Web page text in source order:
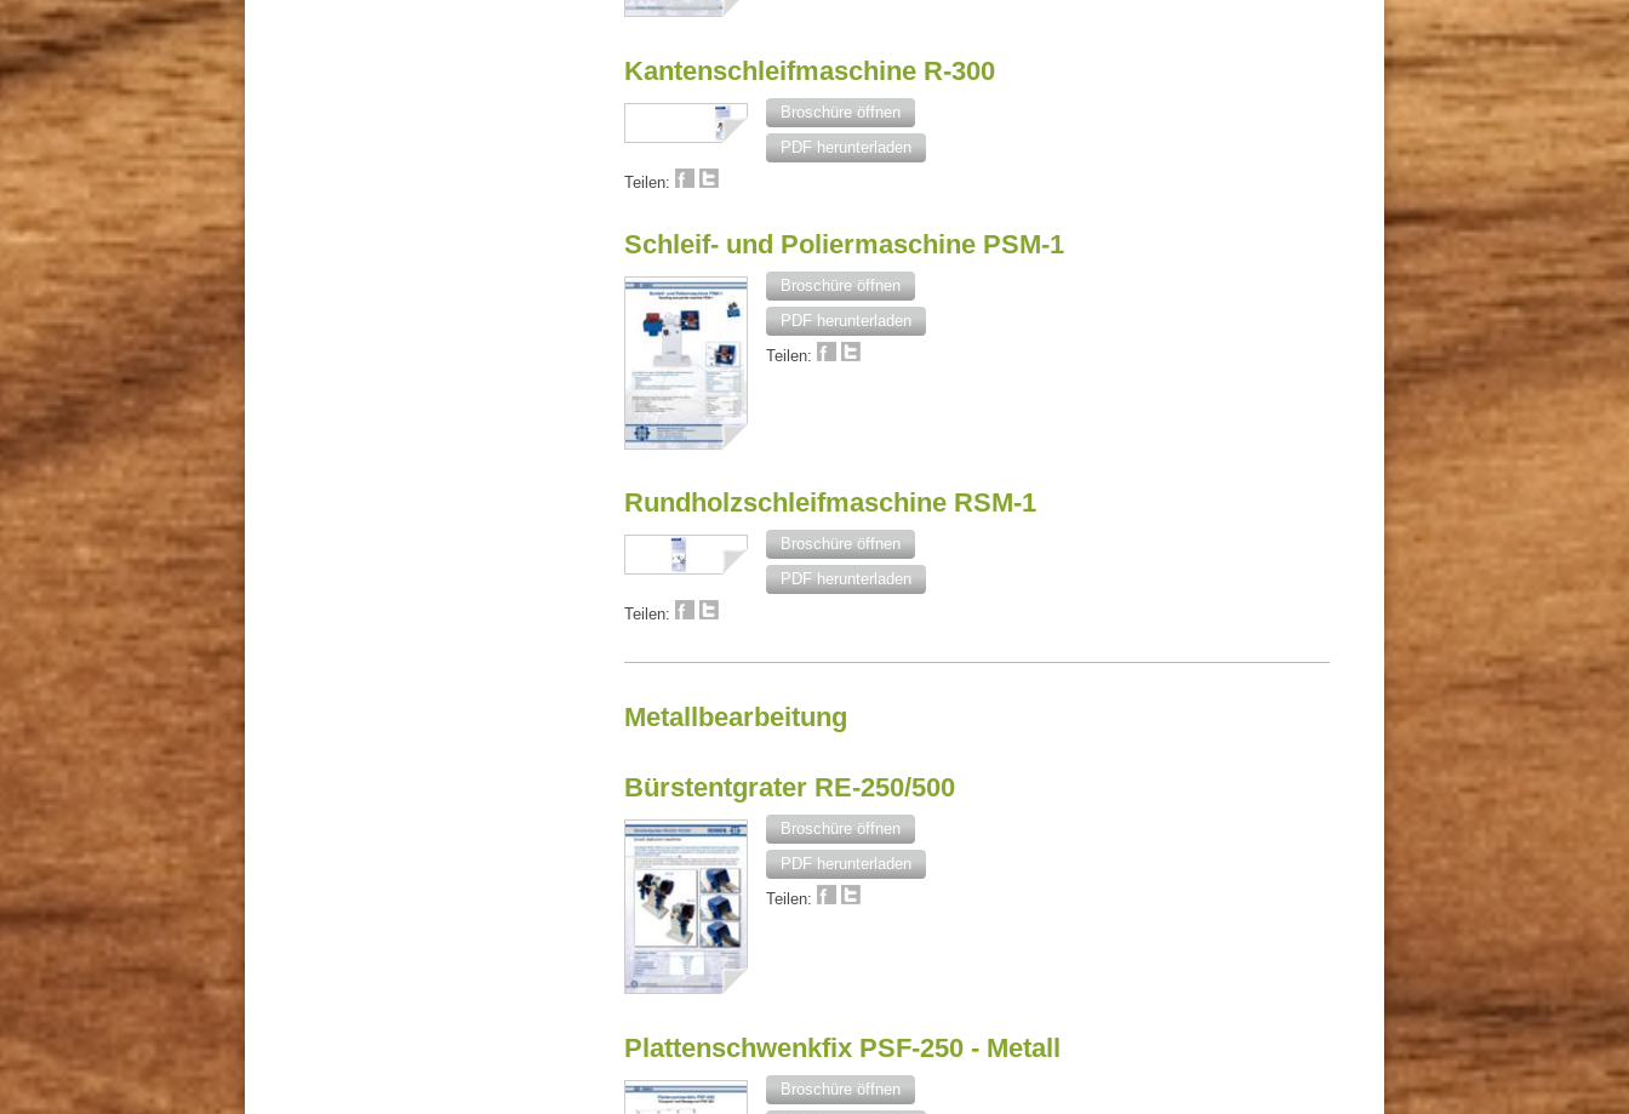
Kantenschleifmaschine R-300
Broschüre öffnen
PDF herunterladen
Teilen:
Schleif- und Poliermaschine PSM-1
Broschüre öffnen
PDF herunterladen
Teilen:
Rundholzschleifmaschine RSM-1
Broschüre öffnen
PDF herunterladen
Teilen:
Metallbearbeitung
Bürstentgrater RE-250/500
Broschüre öffnen
PDF herunterladen
Teilen:
Plattenschwenkfix PSF-250 - Metall
Broschüre öffnen